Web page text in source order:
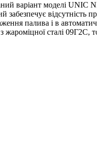
варіант моделі UNIC
відсутність
палива і в
сталі